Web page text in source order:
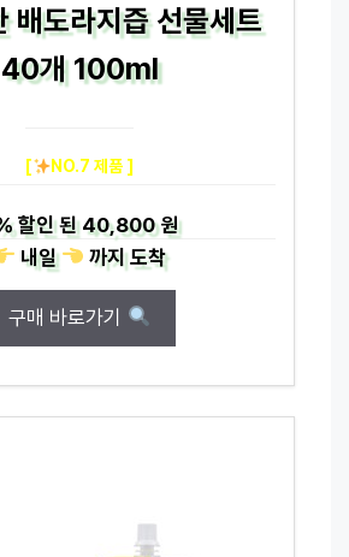
배도라지즙 선물세트
40개 100ml
[ NO.7 제품 ]
할인 된40,800 원
내일
까지도착
구매 바로가기